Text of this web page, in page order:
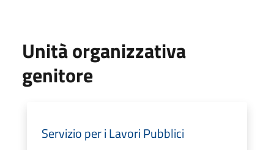
Unità organizzativa
genitore
Servizio per i Lavori Pubblici